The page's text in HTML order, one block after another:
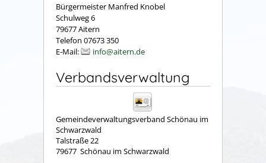
Bürgermeister Manfred Knobel
Schulweg 6
79677 Aitern
Telefon 07673 350
E-Mail:
info@aitern.de
Verbandsverwaltung
Gemeindeverwaltungsverband Schönau im
Schwarzwald
Talstraße 22
79677 Schönau im Schwarzwald